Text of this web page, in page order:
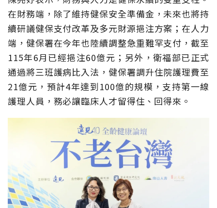
在財務端，除了維持健保安全準備金，未來也將持
續研議健保支付改革及多元財源挹注方案；在人力
端，健保署在今年也陸續調整急重難罕支付，截至
115年6月已經挹注60億元；另外，衛福部已正式
通過將三班護病比入法，健保署調升住院護理費至
21億元，預計4年達到100億的規模，支持第一線
護理人員，務必讓臨床人才留得住、回得來。